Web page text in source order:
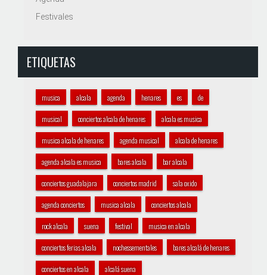
Festivales
ETIQUETAS
musica alcala agenda henares es de
musical conciertos alcala de henares alcala es musica
musica alcala de henares agenda musical alcala de henares
agenda alcala es musica bares alcala bar alcala
conciertos guadalajara conciertos madrid sala oxido
agenda conciertos musica alcala conciertos alcala
rock alcala suena festival musica en alcala
conciertos ferias alcala nochessementales bares alcalá de henares
conciertos en alcala alcalá suena